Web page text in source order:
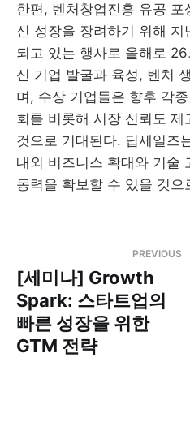
한편, 벤처창업진흥 유공 포
신 성장을 장려하기 위해
되고 있는 행사로 올해로
신 기업 발굴과 육성, 벤처
며, 수상 기업들은 향후 각
회를 비롯해 시장 신뢰도
것으로 기대된다. 딥세일즈
내외 비즈니스 확대와 기술
동력을 확보할 수 있을 것으
PREVIOUS
[세미나] Growth
Spark: 스타트업의
빠른 성장을 위한
GTM 전략